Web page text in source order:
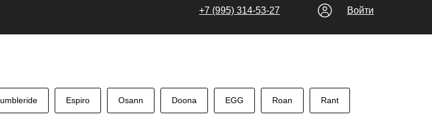
Войти
+7 (995) 314-53-27
Espiro Osann Doona EGG Roan Rant